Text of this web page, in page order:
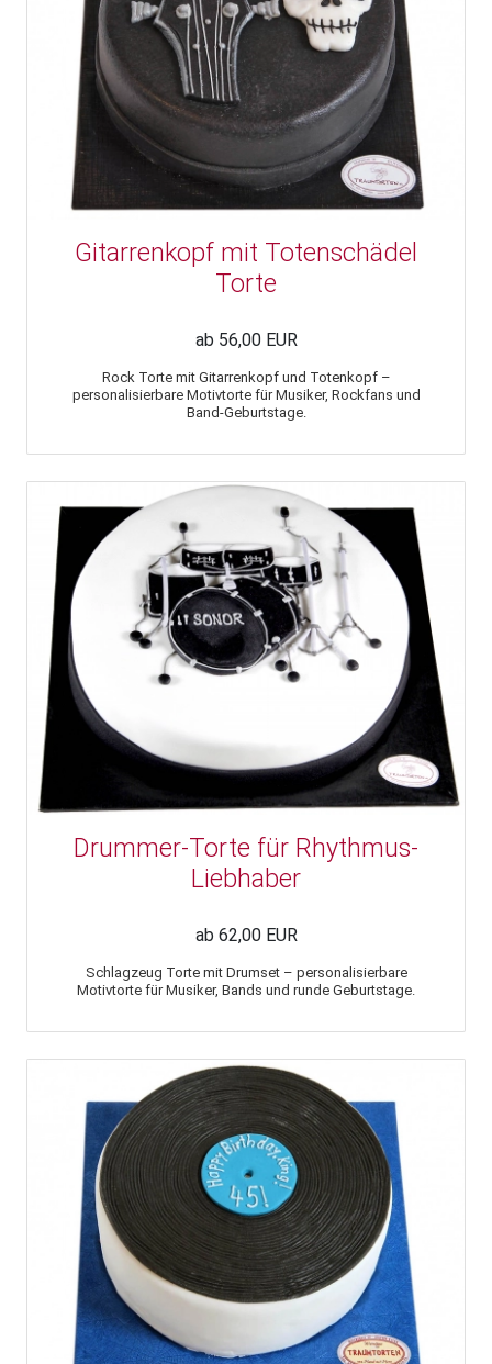
Gitarrenkopf mit Totenschädel
Torte
ab 56,00 EUR
Rock Torte mit Gitarrenkopf und Totenkopf –
personalisierbare Motivtorte für Musiker, Rockfans und
Band-Geburtstage.
Drummer-Torte für Rhythmus-
Liebhaber
ab 62,00 EUR
Schlagzeug Torte mit Drumset – personalisierbare
Motivtorte für Musiker, Bands und runde Geburtstage.